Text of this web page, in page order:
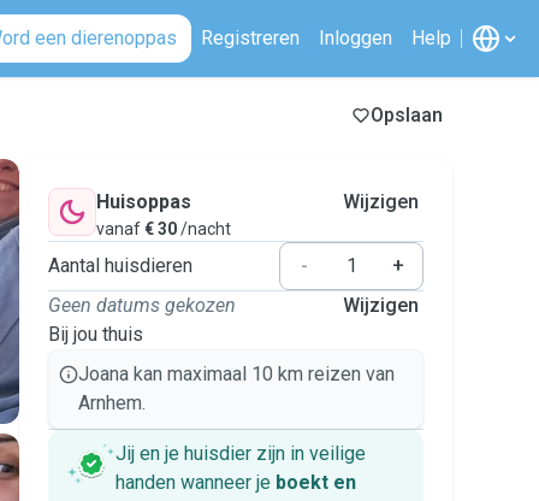
een dierenoppas Registreren Inloggen Help
Opslaan
Huisoppas
vanaf€ 30/nacht
Wijzigen
Aantal huisdieren -
+
Geen datums gekozen
Bij jou thuis
Wijzigen
Joana kan maximaal 10 km reizen van
Arnhem.
Jij en je huisdier zijn in veilige
handen wanneer je boekt en